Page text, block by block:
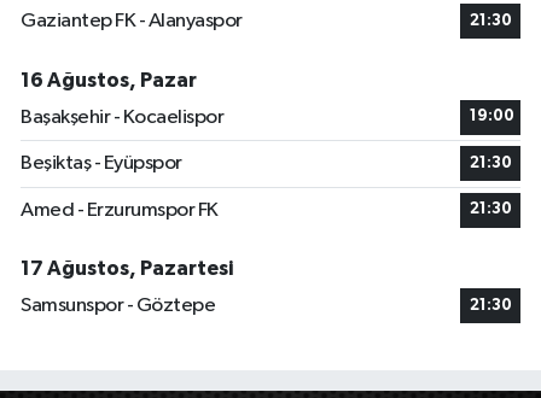
Gaziantep FK - Alanyaspor 21:30
16 Ağustos, Pazar
Başakşehir - Kocaelispor
19:00
Beşiktaş - Eyüpspor 21:30
Amed - Erzurumspor FK 21:30
17 Ağustos, Pazartesi
Samsunspor - Göztepe
21:30